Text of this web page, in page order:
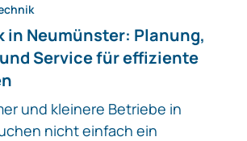
in Neumünster: Planung,
Service für effiziente
und kleinere Betriebe in
nicht einfach ein